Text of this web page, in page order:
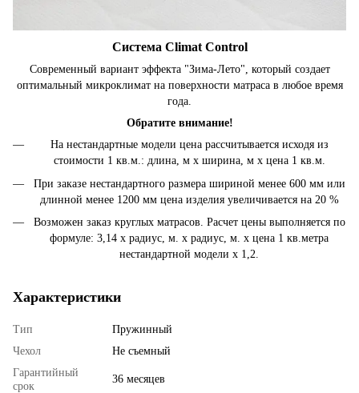
Система Climat Control
Современный вариант эффекта "Зима-Лето", который создает
оптимальный микроклимат на поверхности матраса в любое время
года.
Обратите внимание!
На нестандартные модели цена рассчитывается исходя из
стоимости 1 кв.м.: длина, м х ширина, м х цена 1 кв.м.
При заказе нестандартного размера шириной менее 600 мм или
длинной менее 1200 мм цена изделия увеличивается на 20 %
Возможен заказ круглых матрасов. Расчет цены выполняется по
формуле: 3,14 x радиус, м. х радиус, м. х цена 1 кв.метра
нестандартной модели х 1,2.
Характеристики
Тип
Пружинный
Чехол
Не съемный
Гарантийный
срок
36 месяцев